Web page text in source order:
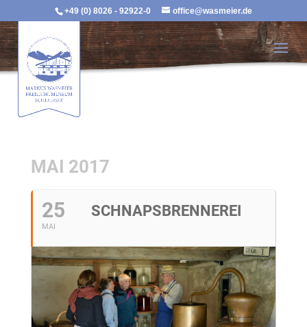
+49 (0) 8026 - 92922-0 office@wasmeier.de
MAI 2017
25
MAI
SCHNAPSBRENNEREI